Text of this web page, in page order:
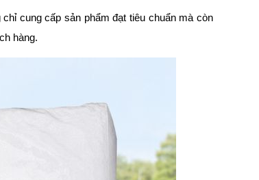
chỉ cung cấp sản phẩm đạt tiêu chuẩn mà còn
hàng.